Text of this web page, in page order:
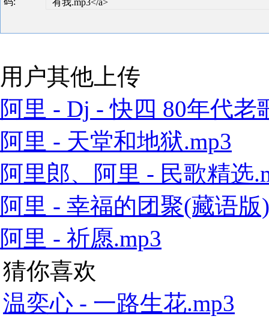
有我.mp3</a>
用户其他上传
阿里 - Dj - 快四 80年代老
阿里 - 天堂和地狱.mp3
阿里郎、阿里 - 民歌精选
阿里 - 幸福的团聚(藏语版
阿里 - 祈愿.mp3
猜你喜欢
温奕心 - 一路生花.mp3